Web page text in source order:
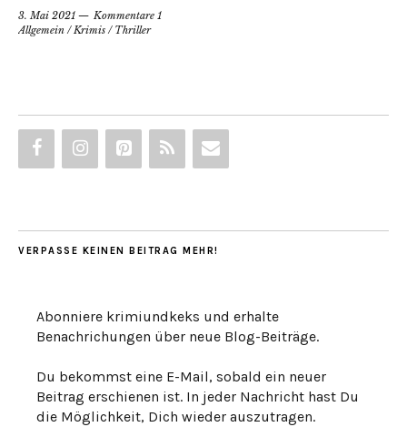
3. Mai 2021
Kommentare 1
Allgemein /Krimis / Thriller
VERPASSE KEINEN BEITRAG MEHR!
Abonniere krimiundkeks und erhalte
Benachrichungen über neue Blog-Beiträge.
Du bekommst eine E-Mail, sobald ein neuer
Beitrag erschienen ist. In jeder Nachricht hast Du
die Möglichkeit, Dich wieder auszutragen.